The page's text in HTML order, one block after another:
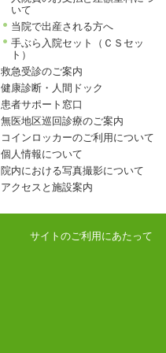
いて
当院で出産される方へ
手ぶら入院セット（ＣＳセッ
ト）
救急受診のご案内
健康診断・人間ドック
患者サポート窓口
無医地区巡回診療のご案内
コインロッカーのご利用について
個人情報について
院内における写真撮影について
アクセスと施設案内
サイトのご利用にあたって